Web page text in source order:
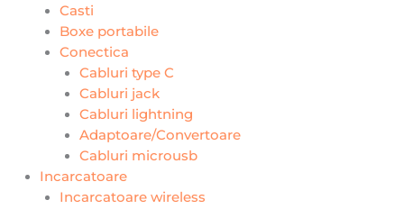
Casti
Boxe portabile
Conectica
Cabluri type C
Cabluri jack
Cabluri lightning
Adaptoare/Convertoare
Cabluri microusb
Incarcatoare
Incarcatoare wireless